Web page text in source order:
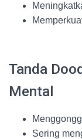
Tanda
Mental
Sering